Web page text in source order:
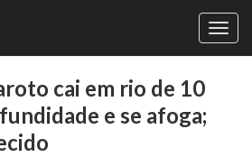
cai em rio de 10
e se afoga;